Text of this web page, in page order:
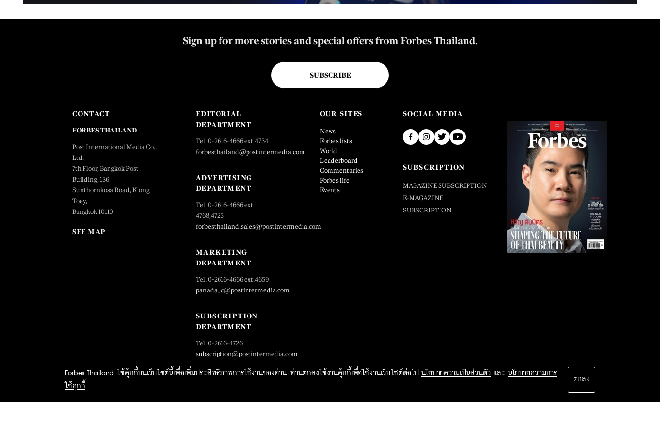
Forbes Thailand ใช้คุ้กกี้บนเว็บไซต์นี้เพื่อเพิ่มประสิทธิภาพการใช้งานของท่าน ท่านตกลงใช้งานคุ้กกี้เพื่อใช้งานเว็บไซต์ต่อไป นโยบายความเป็นส่วนตัว และ นโยบายความการ
ใช้คุกกี้
ตกลง
Sign up for more stories and special offers from Forbes Thailand.
SUBSCRIBE
CONTACT
FORBES THAILAND
Post International Media Co.,
Ltd.
7th Floor, Bangkok Post
Building, 136
Sunthornkosa Road, Klong
Toey,
Bangkok 10110
SEE MAP
EDITORIAL
DEPARTMENT
Tel. 0-2616-4666 ext.4734
forbesthailand@postintermedia.com
ADVERTISING
DEPARTMENT
Tel. 0-2616-4666 ext.
4768,4725
forbesthailand.sales@postintermedia.com
MARKETING
DEPARTMENT
Tel. 0-2616-4666 ext.4659
panada_c@postintermedia.com
SUBSCRIPTION
DEPARTMENT
Tel. 0-2616-4726
subscription@postintermedia.com
OUR SITES
News
Forbes lists
World
Leaderboard
Commentaries
Forbes life
Events
SOCIAL MEDIA
SUBSCRIPTION
MAGAZINE SUBSCRIPTION
E-MAGAZINE
SUBSCRIPTION